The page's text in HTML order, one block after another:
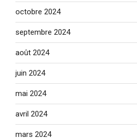
octobre 2024
septembre 2024
août 2024
juin 2024
mai 2024
avril 2024
mars 2024